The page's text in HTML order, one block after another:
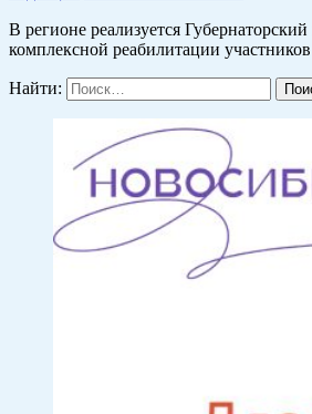
В регионе реализуется
комплексной реабилитации
Найти: